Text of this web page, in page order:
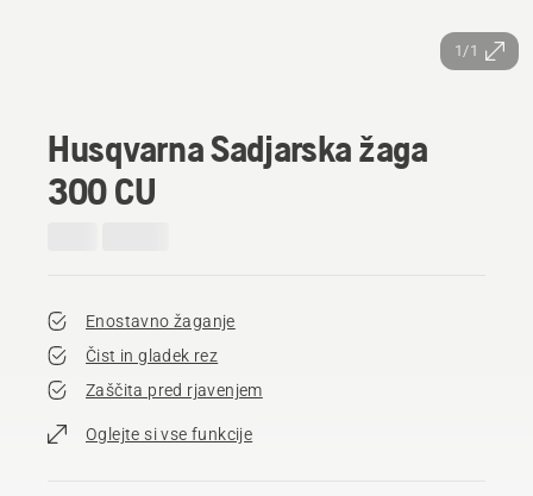
1/1
Husqvarna Sadjarska žaga
300 CU
Enostavno žaganje
Čist in gladek rez
Zaščita pred rjavenjem
Oglejte si vse funkcije